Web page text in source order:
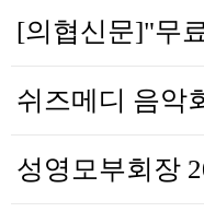
쉬즈메디 음악